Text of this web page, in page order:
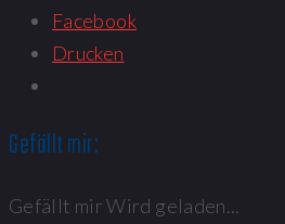
Facebook
Drucken
Gefällt mir:
Gefällt mirWird geladen...